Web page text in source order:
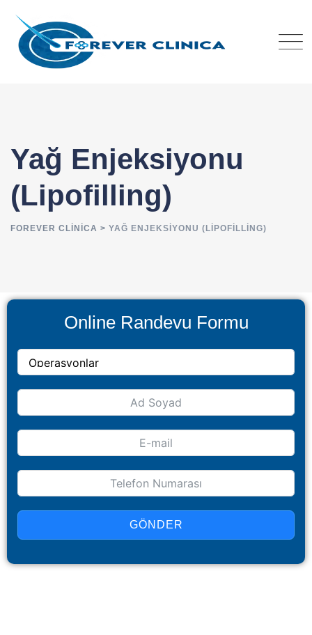
Yağ Enjeksiyonu
(Lipofilling)
FOREVER CLINICA > YAĞ ENJEKSIYONU (LIPOFILLING)
Online Randevu Formu
GÖNDER